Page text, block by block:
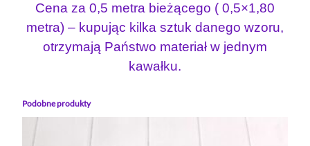
Cena za 0,5 metra bieżącego ( 0,5×1,80
metra) – kupując kilka sztuk danego wzoru,
otrzymają Państwo materiał w jednym
kawałku.
Podobne produkty